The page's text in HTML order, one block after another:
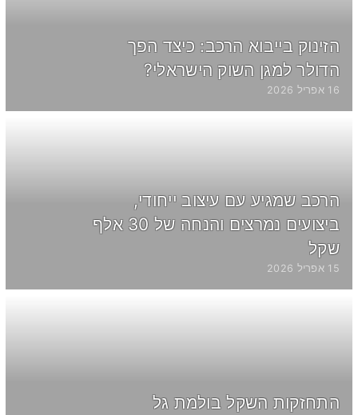
הזינוק בייבוא הרכב: כיצד הפך
הדולר למגן השוק הישראלי?
16 אפריל 2026
הרכב שמגיע עם עיצוב ייחודי,
ביצועים נמרצים והנחה של 30 אלף
שקל
15 אפריל 2026
התחזקות השקל בולמת גל